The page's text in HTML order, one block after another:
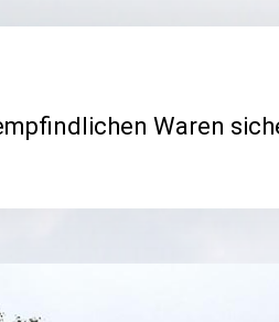
Waren